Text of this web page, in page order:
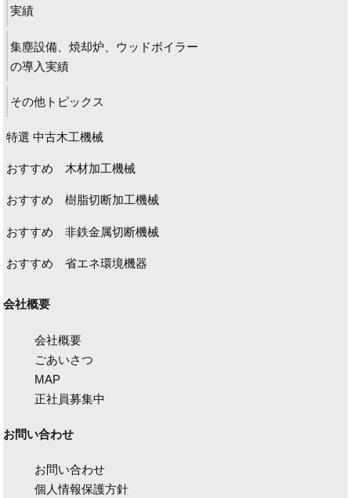
実績
集塵設備、焼却炉、ウッドボイラー
の導入実績
その他トピックス
特選 中古木工機械
おすすめ 木材加工機械
おすすめ 樹脂切断加工機械
おすすめ 非鉄金属切断機械
おすすめ 省エネ環境機器
会社概要
会社概要
ごあいさつ
MAP
正社員募集中
お問い合わせ
お問い合わせ
個人情報保護方針